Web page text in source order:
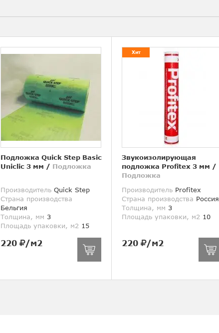
Подложка Quick Step Basic
Uniclic 3 мм / Подложка
Производитель Quick Step
Страна производства
Бельгия
Толщина, мм 3
Площадь упаковки, м2 15
220 /м2
Хит
Звукоизолирующая
подложка Profitex 3 мм /
Подложка
Производитель Profitex
Страна производства Россия
Толщина, мм 3
Площадь упаковки, м2 10
220 /м2